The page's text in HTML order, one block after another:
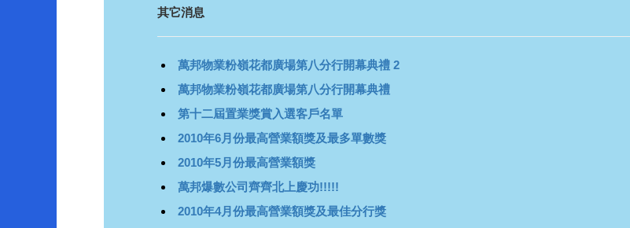
其它消息
萬邦物業粉嶺花都廣場第八分行開幕典禮 2
萬邦物業粉嶺花都廣場第八分行開幕典禮
第十二屆置業獎賞入選客戶名單
2010年6月份最高營業額獎及最多單數獎
2010年5月份最高營業額獎
萬邦爆數公司齊齊北上慶功!!!!!
2010年4月份最高營業額獎及最佳分行獎